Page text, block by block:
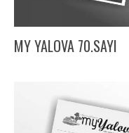
MY YALOVA 70.SAYI